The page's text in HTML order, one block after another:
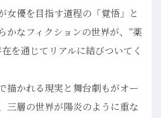
女優を目指す道程の「覚悟」と
かなフィクションの世界が、“薬
を通じてリアルに結びついてく
描かれる現実と舞台劇もがオー
三層の世界が陽炎のように重な